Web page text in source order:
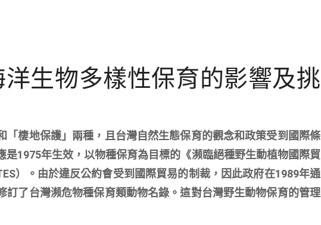
生物多樣性保育的影響及挑
「棲地保護」兩種，且台灣自然生態保育的觀念和政策受到國際條
1975年生效，以物種保育為目標的《瀕臨絕種野生動植物國際貿
）。由於違反公約會受到國際貿易的制裁，因此政府在1989年通
訂了台灣瀕危物種保育類動物名錄。這對台灣野生動物保育的管理